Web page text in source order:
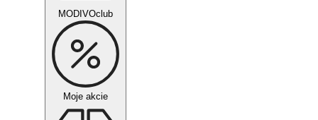
MODIVOclub
Moje akcie